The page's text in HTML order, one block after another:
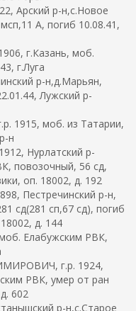
Арский р-н,с.Новое
А, погиб 10.08.41,
г.Казань, моб.
г.Луга
р-н,д.Марьян,
Лужский р-
1915, моб. из Татарии,
н
Нурлатский р-
повозочный, 56 сд,
оп. 18002, д. 192
Пестречинский р-н,
сд(281 сп,67 сд), погиб
д. 144
Елабужским РВК,
г.р. 1924,
РВК, умер от ран
602
р-н,с.Старое